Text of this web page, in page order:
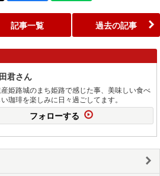
記事一覧 過去の記事
君さん
姫路城のまち姫路で感じた事、美味しい食べ
珈琲を楽しみに日々過ごしてます。
フォローする